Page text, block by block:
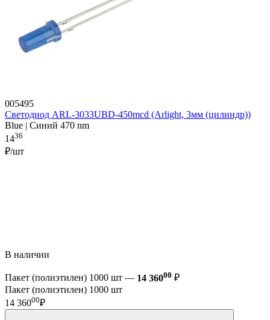
005495
Светодиод ARL-3033UBD-450mcd (Arlight, 3мм (цилиндр))
Blue | Синий 470 nm
1436
₽/шт
В наличии
Пакет (полиэтилен) 1000 шт — 14 36000 ₽
Пакет (полиэтилен) 1000 шт
14 36000₽